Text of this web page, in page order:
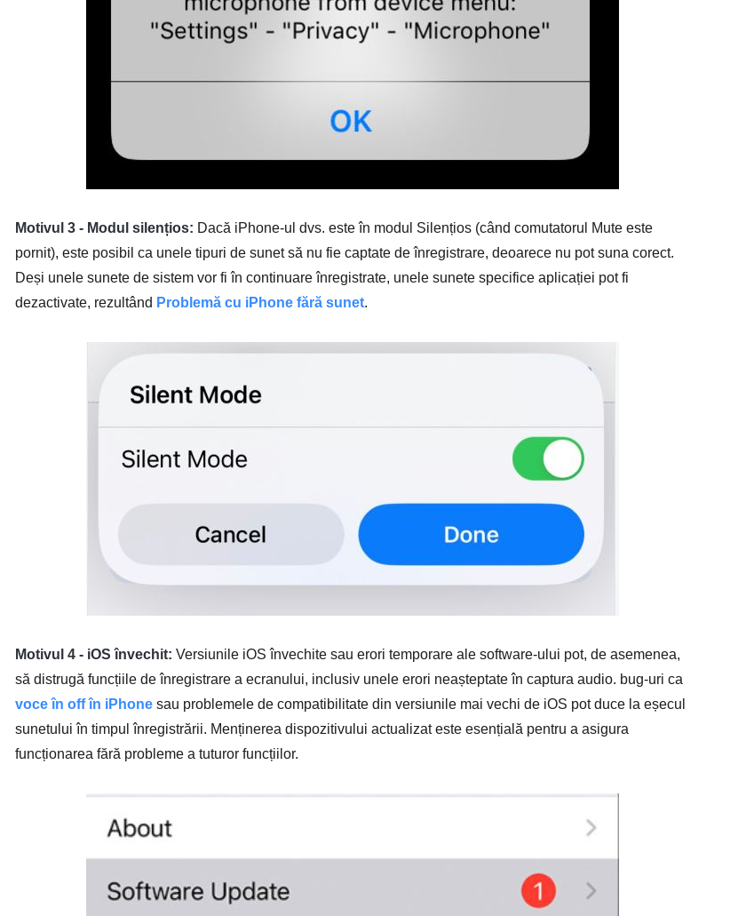
Motivul 3 - Modul silențios: Dacă iPhone-ul dvs. este în modul Silențios (când comutatorul Mute este
pornit), este posibil ca unele tipuri de sunet să nu fie captate de înregistrare, deoarece nu pot suna corect.
Deși unele sunete de sistem vor fi în continuare înregistrate, unele sunete specifice aplicației pot fi
dezactivate, rezultând Problemă cu iPhone fără sunet.
Motivul 4 - iOS învechit: Versiunile iOS învechite sau erori temporare ale software-ului pot, de asemenea,
să distrugă funcțiile de înregistrare a ecranului, inclusiv unele erori neașteptate în captura audio. bug-uri ca
voce în off în iPhone sau problemele de compatibilitate din versiunile mai vechi de iOS pot duce la eșecul
sunetului în timpul înregistrării. Menținerea dispozitivului actualizat este esențială pentru a asigura
funcționarea fără probleme a tuturor funcțiilor.